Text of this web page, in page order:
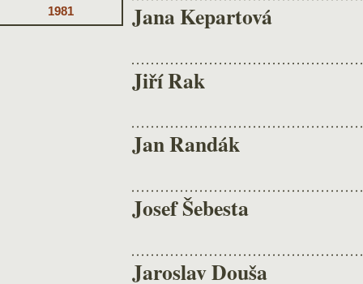
1981 Jana Kepartová
Jiří Rak
Jan Randák
Josef Šebesta
Jaroslav Douša